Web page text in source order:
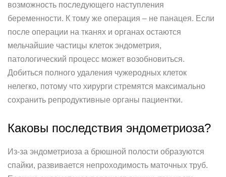
возможность последующего наступления
беременности. К тому же операция – не панацея. Если
после операции на тканях и органах остаются
мельчайшие частицы клеток эндометрия,
патологический процесс может возобновиться.
Добиться полного удаления чужеродных клеток
нелегко, потому что хирурги стремятся максимально
сохранить репродуктивные органы пациентки.
Каковы последствия эндометриоза?
Из-за эндометриоза а брюшной полости образуются
спайки, развивается непроходимость маточных труб.